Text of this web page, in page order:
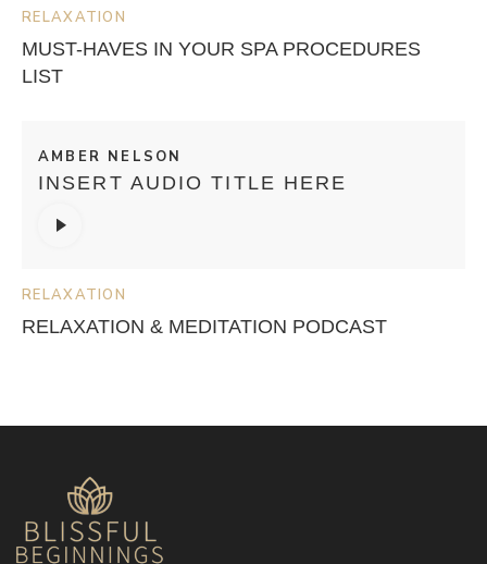
RELAXATION
MUST-HAVES IN YOUR SPA PROCEDURES
LIST
AMBER NELSON
INSERT AUDIO TITLE HERE
Player
RELAXATION
RELAXATION & MEDITATION PODCAST